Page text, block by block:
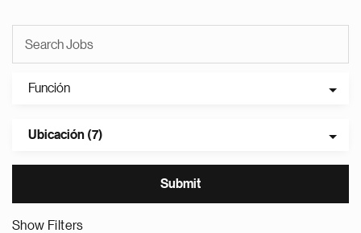
Función
Ubicación (7)
Show Filters